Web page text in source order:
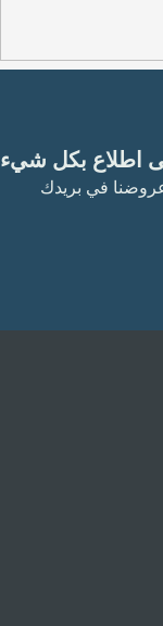
اطلاع بكل شيء
في بريدك